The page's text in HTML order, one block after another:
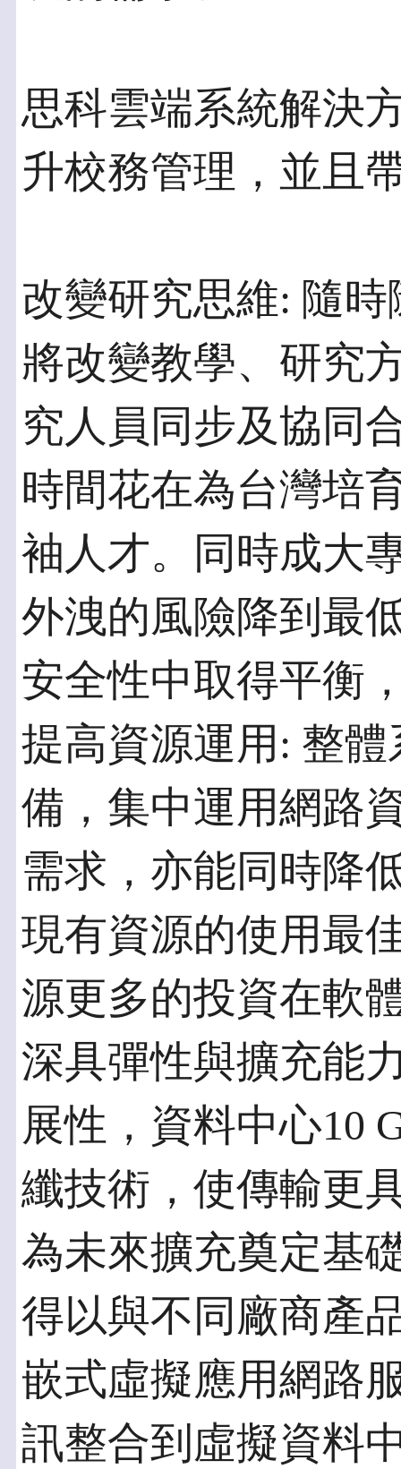
思科雲端系統解決
升校務管理，並且
改變研究思維: 隨
將改變教學、研究
究人員同步及協同
時間花在為台灣培
袖人才。同時成大
外洩的風險降到最
安全性中取得平衡
提高資源運用: 整
備，集中運用網路
需求，亦能同時降
現有資源的使用最
源更多的投資在軟
深具彈性與擴充能
展性，資料中心10
纖技術，使傳輸更
為未來擴充奠定基
得以與不同廠商產
嵌式虛擬應用網路
訊整合到虛擬資料